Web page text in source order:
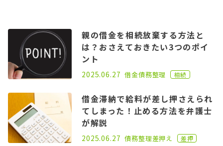
親の借金を相続放棄する方法と
は？おさえておきたい3つのポイ
ント
2021.08.23
2025.06.27 借金債務整理 相続
借金滞納で給料が差し押さえられ
てしまった！止める方法を弁護士
が解説
2021.11.04
2025.06.27 債務整理差押え 差押